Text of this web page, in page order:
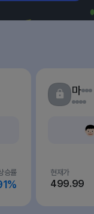
승률
마
현재가
499.99